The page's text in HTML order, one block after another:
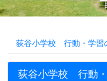
荻谷小学校 行動・学習
荻谷小学校 行動